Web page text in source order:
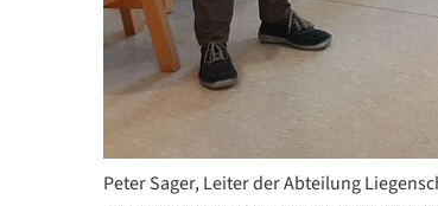
Peter Sager, Leiter der Abteilung